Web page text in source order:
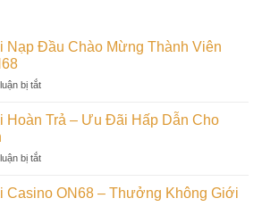
Nạp Đầu Chào Mừng Thành Viên
bị tắtở
Mãi
Chào
Thành
Hoàn Trả – Ưu Đãi Hấp Dẫn Cho
bị tắtở
Casino ON68 – Thưởng Không Giới